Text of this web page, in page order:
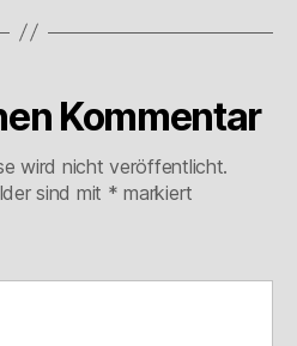
Kommentar
wird nicht veröffentlicht.
sind mit * markiert